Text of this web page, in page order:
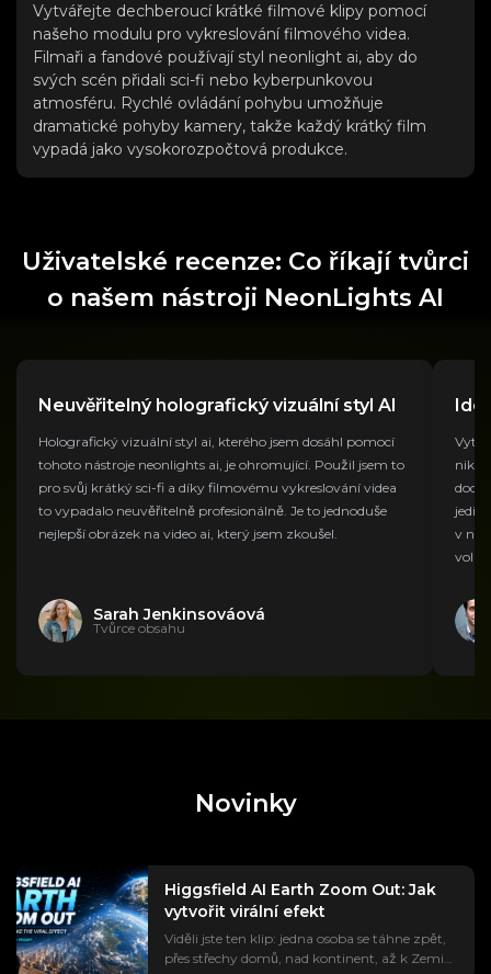
Vytvářejte dechberoucí krátké filmové klipy pomocí
našeho modulu pro vykreslování filmového videa.
Filmaři a fandové používají styl neonlight ai, aby do
svých scén přidali sci-fi nebo kyberpunkovou
atmosféru. Rychlé ovládání pohybu umožňuje
dramatické pohyby kamery, takže každý krátký film
vypadá jako vysokorozpočtová produkce.
Uživatelské recenze: Co říkají tvůrci
o našem nástroji NeonLights AI
Neuvěřitelný holografický vizuální styl AI
Holografický vizuální styl ai, kterého jsem dosáhl pomocí
tohoto nástroje neonlights ai, je ohromující. Použil jsem to
pro svůj krátký sci-fi a díky filmovému vykreslování videa
to vypadalo neuvěřitelně profesionálně. Je to jednoduše
nejlepší obrázek na video ai, který jsem zkoušel.
Sarah Jenkinsováová
Tvůrce obsahu
v
Novinky
Higgsfield AI Earth Zoom Out: Jak
vytvořit virální efekt
Viděli jste ten klip: jedna osoba se táhne zpět,
přes střechy domů, nad kontinent, až k Zemi